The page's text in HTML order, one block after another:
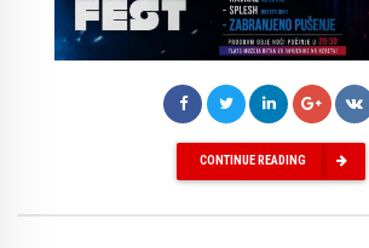
CONTINUE READING